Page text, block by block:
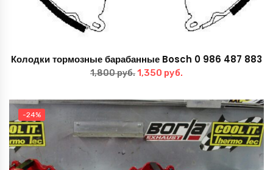
Колодки тормозные барабанные Bosch 0 986 487 883
1,800руб.Первоначальная
составляла
1,800 руб..
1,350 руб.
1,350 руб..
-24%